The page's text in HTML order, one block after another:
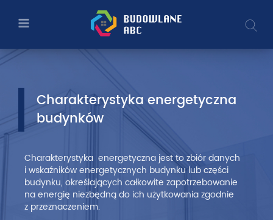
do
głównej
Charakterystyka
energetyczna
budynków
Budowlane
ABC
Ministerstwo
Rozwoju
do
menu
Charakterystyka energetyczna
budynków
Charakterystyka energetyczna jest to zbiór danych
i wskaźników energetycznych budynku lub części
budynku, określających całkowite zapotrzebowanie
na energię niezbędną do ich użytkowania zgodnie
z przeznaczeniem.